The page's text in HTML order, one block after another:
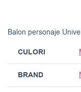
Balon personaje
CULORI
BRAND